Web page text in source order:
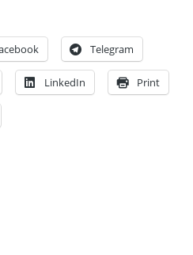
Telegram
LinkedIn Print